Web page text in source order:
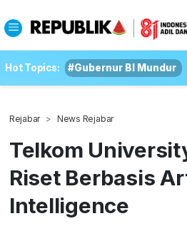
Hot Topics: #Gubernur BI Mundur
Rejabar News Rejabar
Telkom
Riset Berbasis
Intelligence